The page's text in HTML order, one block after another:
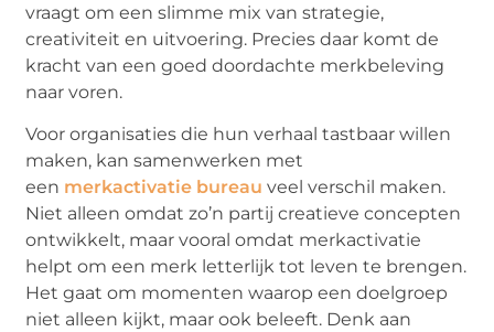
vraagt om een slimme mix van strategie,
creativiteit en uitvoering. Precies daar komt de
kracht van een goed doordachte merkbeleving
naar voren.
Voor organisaties die hun verhaal tastbaar willen
maken, kan samenwerken met
een merkactivatie bureau veel verschil maken.
Niet alleen omdat zo’n partij creatieve concepten
ontwikkelt, maar vooral omdat merkactivatie
helpt om een merk letterlijk tot leven te brengen.
Het gaat om momenten waarop een doelgroep
niet alleen kijkt, maar ook beleeft. Denk aan